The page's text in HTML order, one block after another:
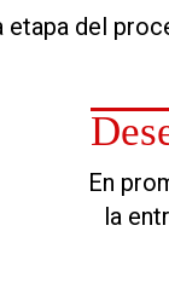
etapa del
En
la